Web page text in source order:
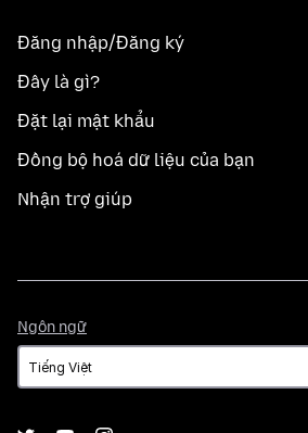
Đăng nhập/Đăng ký
Đây là gì?
Đặt lại mật khẩu
Đồng bộ hoá dữ liệu của bạn
Nhận trợ giúp
Ngôn ngữ
ngữ